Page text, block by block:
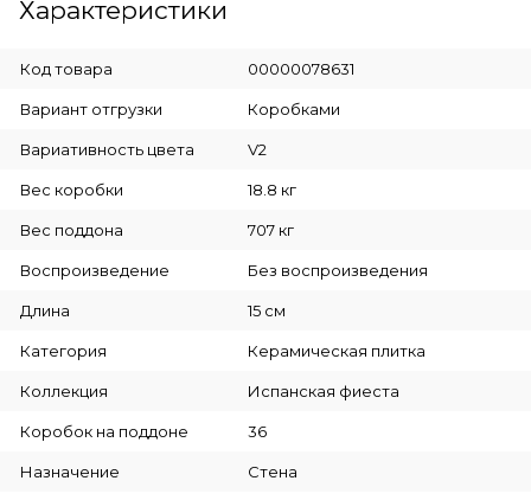
Характеристики
Код товара 00000078631
Вариант отгрузки Коробками
Вариативность цвета V2
Вес коробки 18.8 кг
Вес поддона 707 кг
Воспроизведение Без воспроизведения
Длина 15 см
Категория Керамическая плитка
Коллекция Испанская фиеста
Коробок на поддоне 36
Назначение Стена